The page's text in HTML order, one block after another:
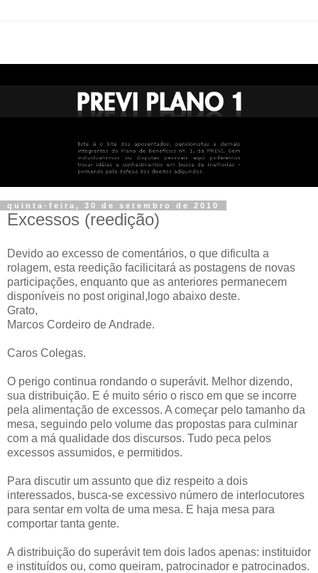
quinta-feira, 30 de setembro de 2010
Excessos (reedição)
Devido ao excesso de comentários, o que dificulta a
rolagem, esta reedição facilicitará as postagens de novas
participações, enquanto que as anteriores permanecem
disponíveis no post original,logo abaixo deste.
Grato,
Marcos Cordeiro de Andrade.
Caros Colegas.
O perigo continua rondando o superávit. Melhor dizendo,
sua distribuição. E é muito sério o risco em que se incorre
pela alimentação de excessos. A começar pelo tamanho da
mesa, seguindo pelo volume das propostas para culminar
com a má qualidade dos discursos. Tudo peca pelos
excessos assumidos, e permitidos.
Para discutir um assunto que diz respeito a dois
interessados, busca-se excessivo número de interlocutores
para sentar em volta de uma mesa. E haja mesa para
comportar tanta gente.
A distribuição do superávit tem dois lados apenas: instituidor
e instituídos ou, como queiram, patrocinador e patrocinados.